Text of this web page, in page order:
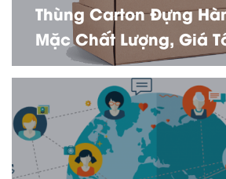
Thùng Carton Đựng
Mặc Chất Lượng, Giá